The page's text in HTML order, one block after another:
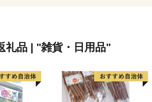
礼品 | "雑貨・日用品"